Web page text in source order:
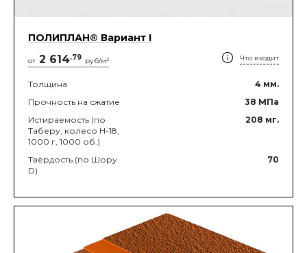
ПОЛИПЛАН® Вариант I
от 2 614.79 руб/м2 Что входит
Толщина 4 мм.
Прочность на сжатие
38 МПа
Истираемость (по
Таберу, колесо Н-18,
1000 г, 1000 об.)
208 мг.
Твёрдость (по Шору
D)
70